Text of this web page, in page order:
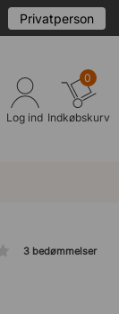
Privatperson
Log ind
0
Indkøbskurv
3 bedømmelser